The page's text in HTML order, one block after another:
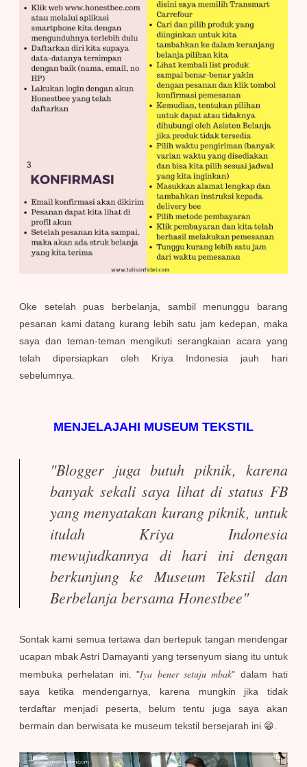
Oke setelah puas berbelanja, sambil menunggu barang
pesanan kami datang kurang lebih satu jam kedepan, maka
saya dan teman-teman mengikuti serangkaian acara yang
telah dipersiapkan oleh Kriya Indonesia jauh hari
sebelumnya.
MENJELAJAHI MUSEUM TEKSTIL
"Blogger juga butuh piknik, karena
banyak sekali saya lihat di status FB
yang menyatakan kurang piknik, untuk
itulah Kriya Indonesia
mewujudkannya di hari ini dengan
berkunjung ke Museum Tekstil dan
Berbelanja bersama Honestbee"
Sontak kami semua tertawa dan bertepuk tangan mendengar
ucapan mbak Astri Damayanti yang tersenyum siang itu untuk
membuka perhelatan ini. "Iya bener setuju mbak" dalam hati
saya ketika mendengarnya, karena mungkin jika tidak
terdaftar menjadi peserta, belum tentu juga saya akan
bermain dan berwisata ke museum tekstil bersejarah ini 😁.